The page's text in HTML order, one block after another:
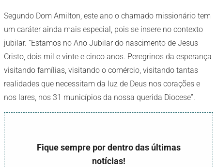
Segundo Dom Amilton, este ano o chamado missionário tem
um caráter ainda mais especial, pois se insere no contexto
jubilar. “Estamos no Ano Jubilar do nascimento de Jesus
Cristo, dois mil e vinte e cinco anos. Peregrinos da esperança
visitando famílias, visitando o comércio, visitando tantas
realidades que necessitam da luz de Deus nos corações e
nos lares, nos 31 municípios da nossa querida Diocese”.
Fique sempre por dentro das últimas
notícias!